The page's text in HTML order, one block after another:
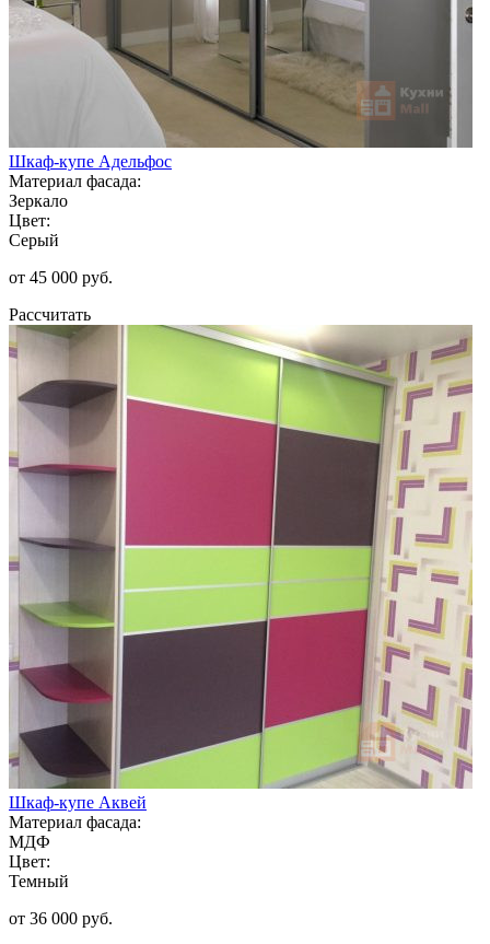
Шкаф-купе Адельфос
Материал фасада:
Зеркало
Цвет:
Серый
от 45 000 руб.
Рассчитать
Шкаф-купе Аквей
Материал фасада:
МДФ
Цвет:
Темный
от 36 000 руб.